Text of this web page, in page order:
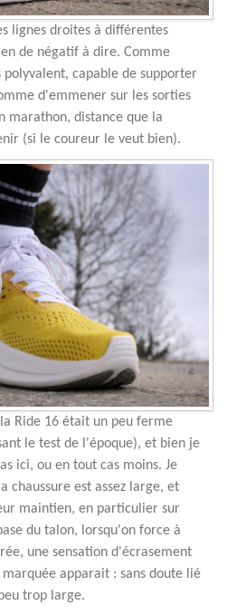
lignes droites à différentes
de négatif à dire. Comme
capable de supporter
d'emmener sur les sorties
marathon, distance que la
(si le coureur le veut bien).
Ride 16 était un peu ferme
le test de l'époque), et bien je
ici, ou en tout cas moins. Je
chaussure est assez large, et
maintien, en particulier sur
du talon, lorsqu'on force à
une sensation d'écrasement
apparait : sans doute lié
trop large.